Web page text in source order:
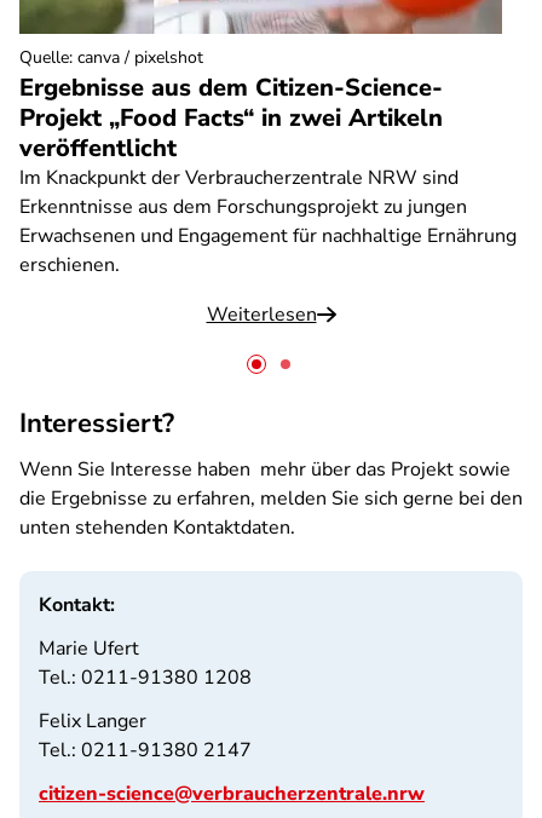
Ergebnisse aus dem Citizen-Science-
Projekt „Food Facts“ in zwei Artikeln
veröffentlicht
Im Knackpunkt der Verbraucherzentrale NRW sind
Erkenntnisse aus dem Forschungsprojekt zu jungen
Erwachsenen und Engagement für nachhaltige Ernährung
erschienen.
Weiterlesen
Quelle: canva / pixelshot
Interessiert?
Wenn Sie Interesse haben mehr über das Projekt sowie
die Ergebnisse zu erfahren, melden Sie sich gerne bei den
unten stehenden Kontaktdaten.
Kontakt:
Marie Ufert
Tel.: 0211-91380 1208
Felix Langer
Tel.: 0211-91380 2147
citizen-science@verbraucherzentrale.nrw